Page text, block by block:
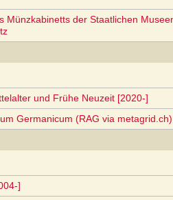
Münzkabinetts der Staatlichen
und Frühe Neuzeit [2020-]
Germanicum (RAG via
]